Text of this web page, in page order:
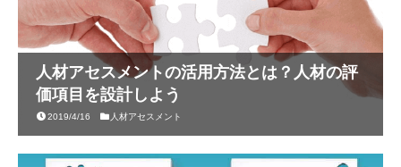
人材アセスメントの活用方法とは？人材の評
価項目を設計しよう
2019/4/16 人材アセスメント